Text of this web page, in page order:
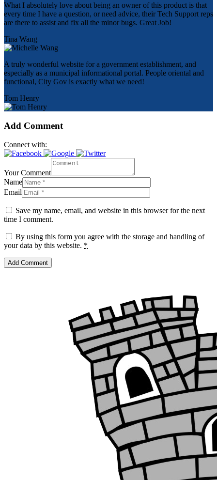
What I absolutely love about being an owner of this product is that
every time I have a question, or need advice, their Tech Support reps
are there to assist and fix all the minor bugs. Great Job!
Tina Wang
A truly wonderful website for a government establishment, and
especially as a municipal informational portal. People oriental and
functional, City Gov is exactly what we need!
Tom Henry
Add Comment
Connect with:
Your Comment
Name
Email
Save my name, email, and website in this browser for the next
time I comment.
By using this form you agree with the storage and handling of
your data by this website. *